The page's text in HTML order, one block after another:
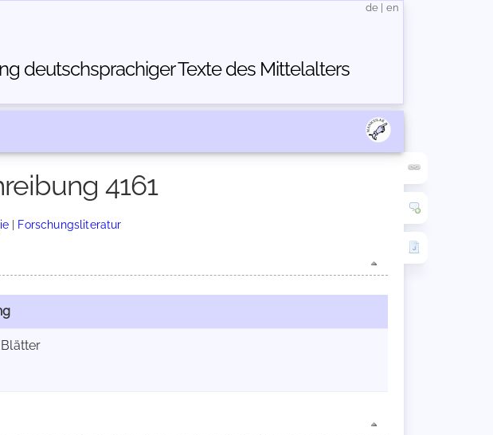
deutschsprachiger Texte des Mittelalters
de en
4161
| Forschungsliteratur
Blätter